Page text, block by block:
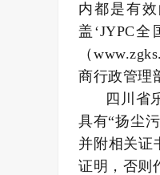
内都是有
盖‘JYPC
（
商行政管理
四川省
具有“扬尘
并附相关证
证明，否则